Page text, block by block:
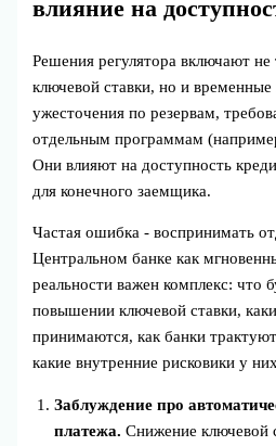
влияние на
Решения регулятора включают не
ключевой ставки, но и временные
ужесточения по резервам,
отдельным программам
Они влияют на доступность
для конечного заемщика.
Частая ошибка - воспринимать
Центральном банке как
реальности важен комплекс: что
повышении ключевой ставки,
принимаются, как банки
какие внутренние рисковики у
Заблуждение про
платежа. Снижение ключевой